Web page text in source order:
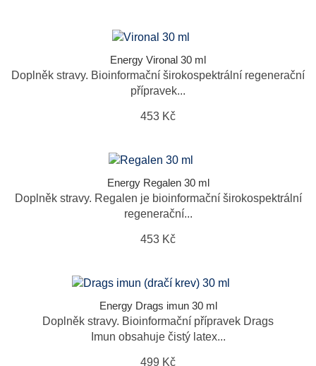
Energy Vironal 30 ml
Doplněk stravy. Bioinformační širokospektrální regenerační
přípravek...
453 Kč
Energy Regalen 30 ml
Doplněk stravy. Regalen je bioinformační širokospektrální
regenerační...
453 Kč
Energy Drags imun 30 ml
Doplněk stravy. Bioinformační přípravek Drags
Imun obsahuje čistý latex...
499 Kč